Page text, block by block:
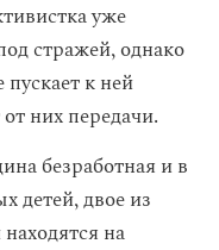
уже
стражей, однако
к ней
них передачи.
безработная и в
детей, двое из
на